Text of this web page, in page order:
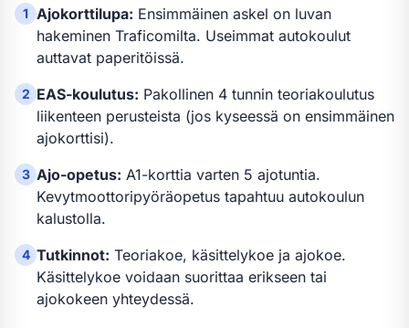
1 Ajokorttilupa: Ensimmäinen askel on luvan
hakeminen Traficomilta. Useimmat autokoulut
auttavat paperitöissä.
2 EAS-koulutus: Pakollinen 4 tunnin teoriakoulutus
liikenteen perusteista (jos kyseessä on ensimmäinen
ajokorttisi).
3 Ajo-opetus: A1-korttia varten 5 ajotuntia.
Kevytmoottoripyöräopetus tapahtuu autokoulun
kalustolla.
4 Tutkinnot: Teoriakoe, käsittelykoe ja ajokoe.
Käsittelykoe voidaan suorittaa erikseen tai
ajokokeen yhteydessä.